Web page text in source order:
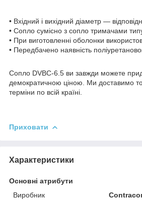
• Вхідний і вихідний діаметр —
• Сопло сумісно з сопло тримачами
• При виготовленні оболонки
• Передбачено наявність
Сопло DVBC-6.5 ви завжди можете
демократичною ціною. Ми доставимо
терміни по всій країні.
Приховати
Характеристики
Основні атрибути
Виробник